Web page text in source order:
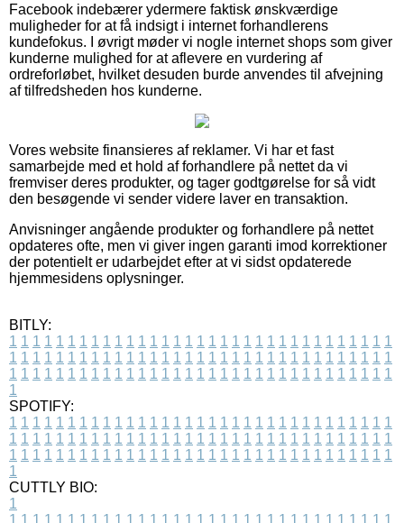
Facebook indebærer ydermere faktisk ønskværdige
muligheder for at få indsigt i internet forhandlerens
kundefokus. I øvrigt møder vi nogle internet shops som giver
kunderne mulighed for at aflevere en vurdering af
ordreforløbet, hvilket desuden burde anvendes til afvejning
af tilfredsheden hos kunderne.
Vores website finansieres af reklamer. Vi har et fast
samarbejde med et hold af forhandlere på nettet da vi
fremviser deres produkter, og tager godtgørelse for så vidt
den besøgende vi sender videre laver en transaktion.
Anvisninger angående produkter og forhandlere på nettet
opdateres ofte, men vi giver ingen garanti imod korrektioner
der potentielt er udarbejdet efter at vi sidst opdaterede
hjemmesidens oplysninger.
BITLY:
1 1 1 1 1 1 1 1 1 1 1 1 1 1 1 1 1 1 1 1 1 1 1 1 1 1 1 1 1 1 1 1 1
1 1 1 1 1 1 1 1 1 1 1 1 1 1 1 1 1 1 1 1 1 1 1 1 1 1 1 1 1 1 1 1 1
1 1 1 1 1 1 1 1 1 1 1 1 1 1 1 1 1 1 1 1 1 1 1 1 1 1 1 1 1 1 1 1 1
1
SPOTIFY:
1 1 1 1 1 1 1 1 1 1 1 1 1 1 1 1 1 1 1 1 1 1 1 1 1 1 1 1 1 1 1 1 1
1 1 1 1 1 1 1 1 1 1 1 1 1 1 1 1 1 1 1 1 1 1 1 1 1 1 1 1 1 1 1 1 1
1 1 1 1 1 1 1 1 1 1 1 1 1 1 1 1 1 1 1 1 1 1 1 1 1 1 1 1 1 1 1 1 1
1
CUTTLY BIO:
1
1 1 1 1 1 1 1 1 1 1 1 1 1 1 1 1 1 1 1 1 1 1 1 1 1 1 1 1 1 1 1 1 1